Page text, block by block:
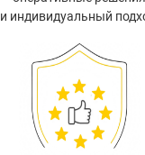
и индивидуальный